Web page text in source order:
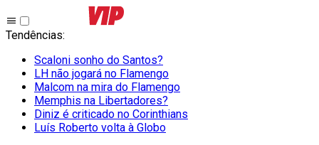
Tendências:
Scaloni sonho do Santos?
LH não jogará no Flamengo
Malcom na mira do Flamengo
Memphis na Libertadores?
Diniz é criticado no Corinthians
Luís Roberto volta à Globo